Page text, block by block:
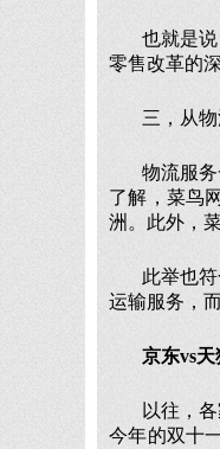
也就是
零售改革的
三，从
物流服
了解，菜鸟
洲。此外，
此举也
运输服务，
京东vs
以往，
今年的双十